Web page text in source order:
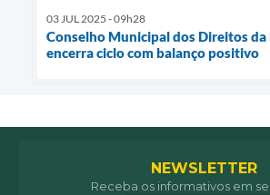
03 JUL 2025 - 09h28
Conselho Municipal dos Direitos da
encerra ciclo com balanço positivo
NEWSLETTER
Receba os informativos em